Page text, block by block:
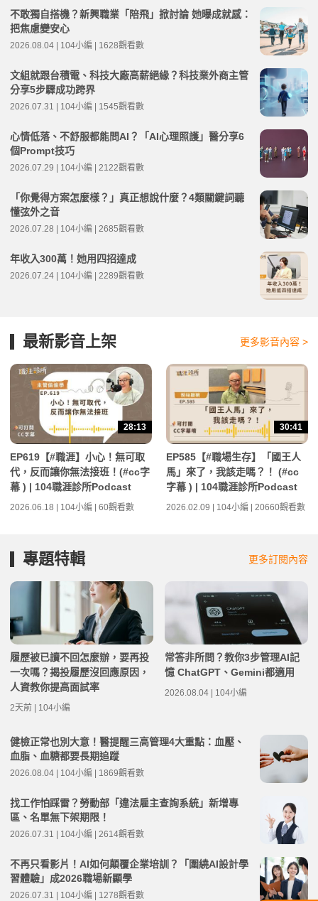
不敢獨自搭機？新興職業「陪飛」掀討論 她曝成就感：
把焦慮變安心
2026.08.04 | 104小編 | 1628觀看數
文組就跟台積電、科技大廠高薪絕緣？科技業外商主管
分享5步驟成功跨界
2026.07.31 | 104小編 | 1545觀看數
心情低落、不舒服都能問AI？「AI心理照護」醫分享6
個Prompt技巧
2026.07.29 | 104小編 | 2122觀看數
「你覺得方案怎麼樣？」真正想說什麼？4類關鍵詞聽
懂弦外之音
2026.07.28 | 104小編 | 2685觀看數
年收入300萬！她用四招達成
2026.07.24 | 104小編 | 2289觀看數
最新影音上架 更多影音內容 >
28:13
EP619【#職涯】小心！無可取
代，反而讓你無法接班！(#cc字
幕 ) | 104職涯診所Podcast
2026.06.18 | 104小編 | 60觀看數
30:41
EP585【#職場生存】「國王人
馬」來了，我該走嗎？！ (#cc
字幕 ) | 104職涯診所Podcast
2026.02.09 | 104小編 | 20660觀看數
專題特輯 更多訂閱內容
履歷被已讀不回怎麼辦，要再投
一次嗎？揭投履歷沒回應原因，
人資教你提高面試率
2天前 | 104小編
常答非所問？教你3步管理AI記
憶 ChatGPT、Gemini都適用
2026.08.04 | 104小編
健檢正常也別大意！醫提醒三高管理4大重點：血壓、
血脂、血糖都要長期追蹤
2026.08.04 | 104小編 | 1869觀看數
找工作怕踩雷？勞動部「違法雇主查詢系統」新增專
區、名單無下架期限！
2026.07.31 | 104小編 | 2614觀看數
不再只看影片！AI如何顛覆企業培訓？「圍繞AI設計學
習體驗」成2026職場新顯學
2026.07.31 | 104小編 | 1278觀看數